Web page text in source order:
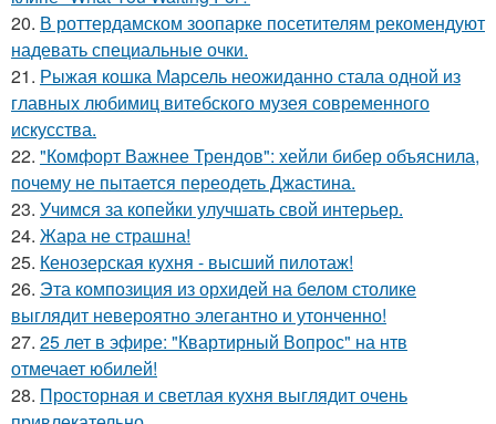
20. В роттердамском зоопарке посетителям рекомендуют
надевать специальные очки.
21. Рыжая кошка Марсель неожиданно стала одной из
главных любимиц витебского музея современного
искусства.
22. "Комфорт Важнее Трендов": хейли бибер объяснила,
почему не пытается переодеть Джастина.
23. Учимся за копейки улучшать свой интерьер.
24. Жара не страшна!
25. Кенозерская кухня - высший пилотаж!
26. Эта композиция из орхидей на белом столике
выглядит невероятно элегантно и утонченно!
27. 25 лет в эфире: "Квартирный Вопрос" на нтв
отмечает юбилей!
28. Просторная и светлая кухня выглядит очень